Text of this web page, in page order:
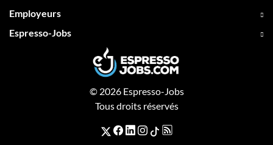
Employeurs
Espresso-Jobs
© 2026 Espresso-Jobs
Tous droits réservés